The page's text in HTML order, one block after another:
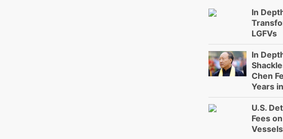
In
LGFVs
In
Chen
Years
U.S.
Fees